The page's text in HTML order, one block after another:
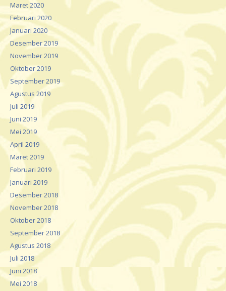
Maret 2020
Februari 2020
Januari 2020
Desember 2019
November 2019
Oktober 2019
September 2019
Agustus 2019
Juli 2019
Juni 2019
Mei 2019
April 2019
Maret 2019
Februari 2019
Januari 2019
Desember 2018
November 2018
Oktober 2018
September 2018
Agustus 2018
Juli 2018
Juni 2018
Mei 2018